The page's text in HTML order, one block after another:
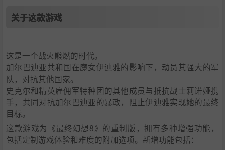
关于这款游戏
这是一个战火熊燃的时代。
加尔巴迪亚共和国在魔女伊迪雅的影响下，动员其强大的军
队，对抗其他国家。
史克尔和精英雇佣军特种团的其他成员与抵抗战士莉诺娅携
手，共同对抗加尔巴迪亚的暴政，阻止伊迪雅实现她的最终
目标。
这款游戏为《最终幻想8》的重制版，拥有多种增强功能，
包括定制游戏体验和难度的附加选项。新增功能包括：